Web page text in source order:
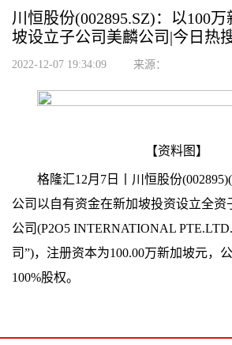
川恒股份(002895.SZ)：以100
坡设立子公司美麟公司|今日热
2022-12-07 19:34:09 来源：
【资料图】
格隆汇12月7日丨川恒股份
公司以自有资金在新加坡投资设立全资
公司(P2O5 INTERNATIONAL
司”)，注册资本为100.00万新加坡元，
100%股权。